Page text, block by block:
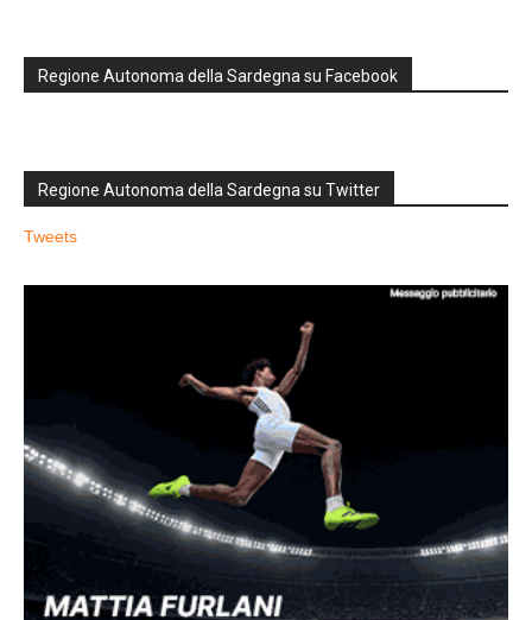
Regione Autonoma della Sardegna su Facebook
Regione Autonoma della Sardegna su Twitter
Tweets